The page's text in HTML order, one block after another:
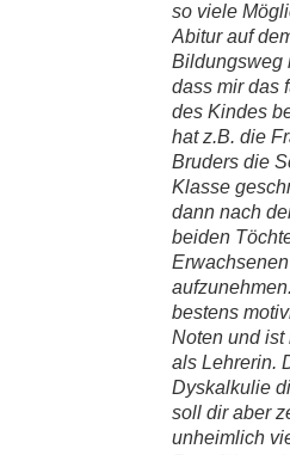
so viele
Abitur auf
Bildungsweg
dass mir das
des Kindes
hat z.B. die
Bruders die
Klasse
dann nach
beiden
bestens
Noten und ist
als Lehrerin.
Dyskalkulie
soll dir aber
unheimlich